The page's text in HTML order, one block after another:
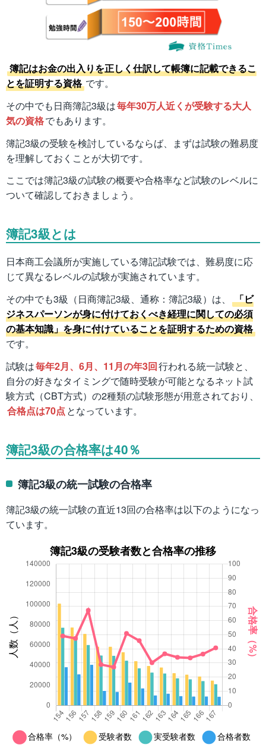
簿記はお金の出入りを正しく仕訳して帳簿に記載できるこ
とを証明する資格 です。
その中でも日商簿記3級は毎年30万人近くが受験する大人
気の資格でもあります。
簿記3級の受験を検討しているならば、まずは試験の難易度
を理解しておくことが大切です。
ここでは簿記3級の試験の概要や合格率など試験のレベルに
ついて確認しておきましょう。
簿記3級とは
日本商工会議所が実施している簿記試験では、難易度に応
じて異なるレベルの試験が実施されています。
その中でも3級（日商簿記3級、通称：簿記3級）は、
「ビ
ジネスパーソンが身に付けておくべき経理に関しての必須
の基本知識」を身に付けていることを証明するための資格
です。
試験は毎年2月、6月、11月の年3回行われる統一試験と、
自分の好きなタイミングで随時受験が可能となるネット試
験方式（CBT方式）の2種類の試験形態が用意されており、
合格点は70点 となっています。
簿記3級の合格率は40％
簿記3級の統一試験の合格率
簿記3級の統一試験の直近13回の合格率は以下のようになっ
ています。